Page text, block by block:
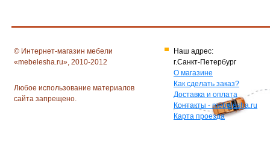
© Интернет-магазин мебели
«mebelesha.ru», 2010-2012
Любое использование материалов
сайта запрещено.
Наш адрес:
г.Санкт-Петербург
О магазине
Как сделать заказ?
Доставка и оплата
Контакты - mebelesha.ru
Карта проезда